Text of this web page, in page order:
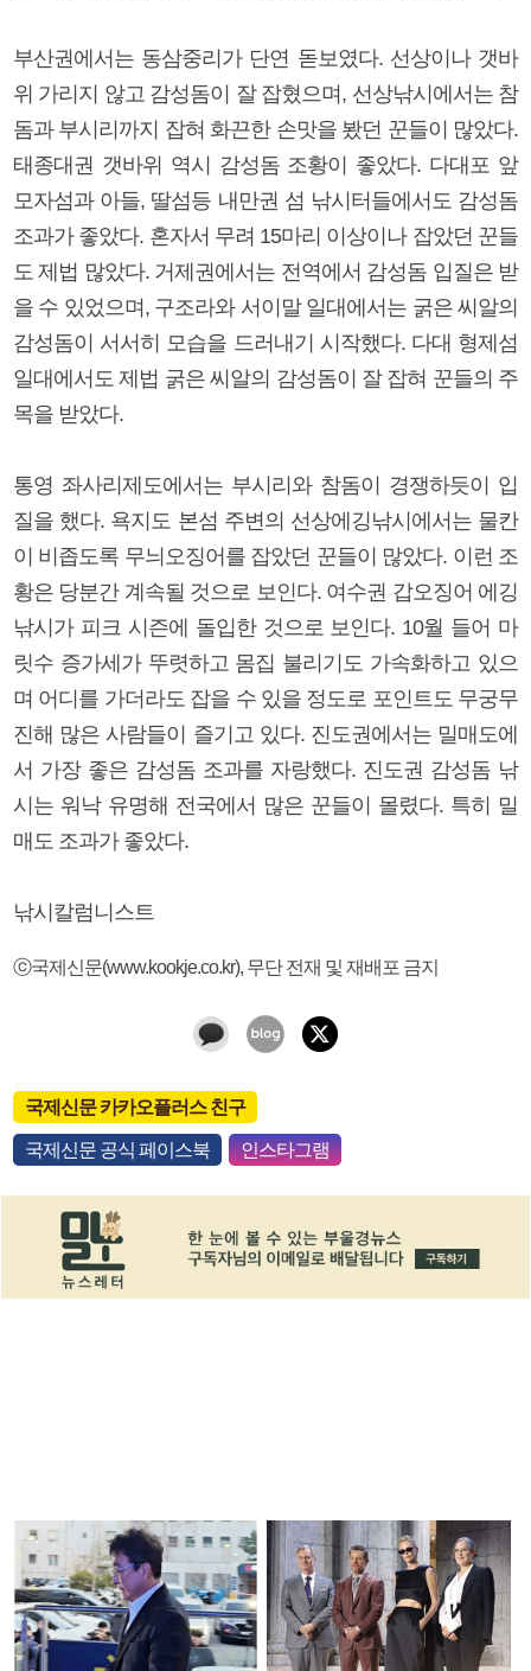
부산권에서는 동삼중리가 단연 돋보였다. 선상이나 갯바
위 가리지 않고 감성돔이 잘 잡혔으며, 선상낚시에서는 참
돔과 부시리까지 잡혀 화끈한 손맛을 봤던 꾼들이 많았다.
태종대권 갯바위 역시 감성돔 조황이 좋았다. 다대포 앞
모자섬과 아들, 딸섬등 내만권 섬 낚시터들에서도 감성돔
조과가 좋았다. 혼자서 무려 15마리 이상이나 잡았던 꾼들
도 제법 많았다. 거제권에서는 전역에서 감성돔 입질은 받
을 수 있었으며, 구조라와 서이말 일대에서는 굵은 씨알의
감성돔이 서서히 모습을 드러내기 시작했다. 다대 형제섬
일대에서도 제법 굵은 씨알의 감성돔이 잘 잡혀 꾼들의 주
목을 받았다.
통영 좌사리제도에서는 부시리와 참돔이 경쟁하듯이 입
질을 했다. 욕지도 본섬 주변의 선상에깅낚시에서는 물칸
이 비좁도록 무늬오징어를 잡았던 꾼들이 많았다. 이런 조
황은 당분간 계속될 것으로 보인다. 여수권 갑오징어 에깅
낚시가 피크 시즌에 돌입한 것으로 보인다. 10월 들어 마
릿수 증가세가 뚜렷하고 몸집 불리기도 가속화하고 있으
며 어디를 가더라도 잡을 수 있을 정도로 포인트도 무궁무
진해 많은 사람들이 즐기고 있다. 진도권에서는 밀매도에
서 가장 좋은 감성돔 조과를 자랑했다. 진도권 감성돔 낚
시는 워낙 유명해 전국에서 많은 꾼들이 몰렸다. 특히 밀
매도 조과가 좋았다.
낚시칼럼니스트
ⓒ국제신문(www.kookje.co.kr), 무단 전재 및 재배포 금지
국제신문 카카오플러스 친구
국제신문 공식 페이스북 인스타그램